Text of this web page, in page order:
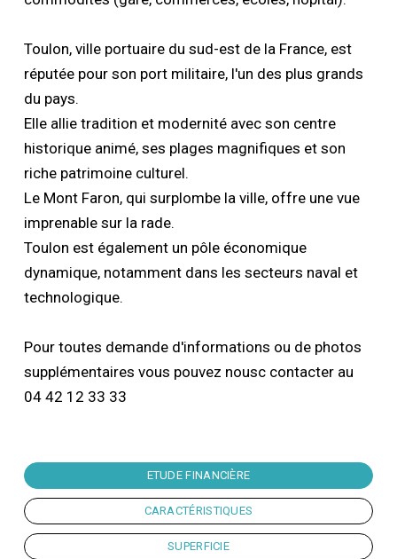
Toulon, ville portuaire du sud-est de la France, est
réputée pour son port militaire, l'un des plus grands
du pays.
Elle allie tradition et modernité avec son centre
historique animé, ses plages magnifiques et son
riche patrimoine culturel.
Le Mont Faron, qui surplombe la ville, offre une vue
imprenable sur la rade.
Toulon est également un pôle économique
dynamique, notamment dans les secteurs naval et
technologique.
Pour toutes demande d'informations ou de photos
supplémentaires vous pouvez nousc contacter au
04 42 12 33 33
ETUDE FINANCIÈRE
CARACTÉRISTIQUES
SUPERFICIE